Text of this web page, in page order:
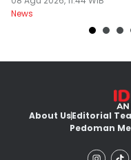
News
About UsEditorial
Pedoman